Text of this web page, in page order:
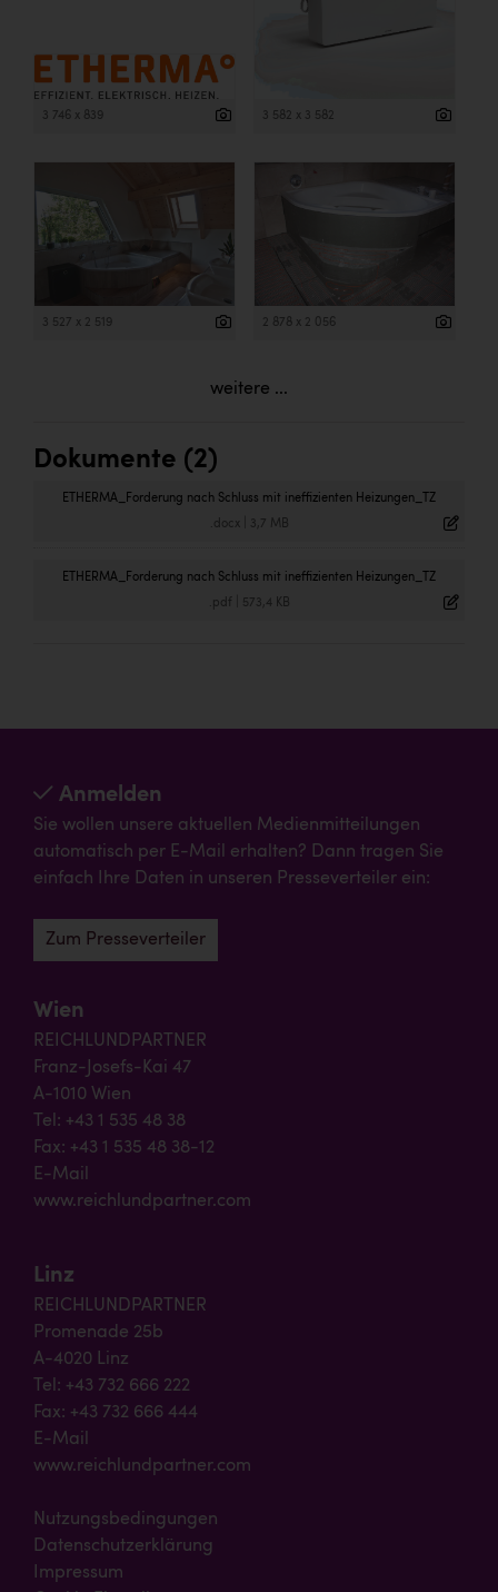
3 746 x 839 3 582 x 3 582
3 527 x 2 519 2 878 x 2 056
weitere ...
Dokumente (2)
ETHERMA_Forderung nach Schluss mit ineffizienten Heizungen_TZ
.docx| 3,7 MB
ETHERMA_Forderung nach Schluss mit ineffizienten Heizungen_TZ
.pdf 573,4 KB
Anmelden
Sie wollen unsere aktuellen Medienmitteilungen
automatisch per E-Mail erhalten? Dann tragen Sie
einfach Ihre Daten in unseren Presseverteiler ein:
Zum Presseverteiler
Wien
REICHLUNDPARTNER
Franz-Josefs-Kai 47
A-1010 Wien
Tel: +43 1 535 48 38
Fax: +43 1 535 48 38-12
E-Mail
www.reichlundpartner.com
Linz
REICHLUNDPARTNER
Promenade 25b
A-4020 Linz
Tel: +43 732 666 222
Fax: +43 732 666 444
E-Mail
www.reichlundpartner.com
Nutzungsbedingungen
Datenschutzerklärung
Impressum